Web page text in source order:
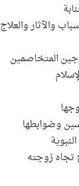
والآثار والعلاج
المتخاصمين
وضوابطها